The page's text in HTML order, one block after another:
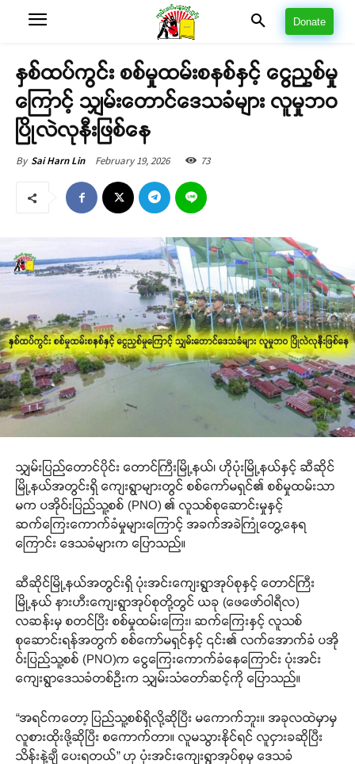
Donate
နှစ်ထပ်ကွင်း စစ်မှုထမ်းစနစ်နှင့် ငွေညှစ်မှု
ကြောင့် သျှမ်းတောင်ဒေသခံများ လူမှုဘဝ
ပြိုလဲလုနီးဖြစ်နေ
By Sai Harn Lin February 19, 2026 73
သျှမ်းပြည်တောင်ပိုင်း တောင်ကြီးမြို့နယ်၊ ဟိုပုံးမြို့နယ်နှင့် ဆီဆိုင်
မြို့နယ်အတွင်းရှိ ကျေးရွာများတွင် စစ်ကော်မရှင်၏ စစ်မှုထမ်းသာ
မက ပအိုဝ်းပြည်သူ့စစ် (PNO) ၏ လူသစ်စုဆောင်းမှုနှင့်
ဆက်ကြေးကောက်ခံမှုများကြောင့် အခက်အခဲကြုံတွေ့နေရ
ကြောင်း ဒေသခံများက ပြောသည်။
ဆီဆိုင်မြို့နယ်အတွင်းရှိ ပုံးအင်းကျေးရွာအုပ်စုနှင့် တောင်ကြီး
မြို့နယ် နားဟီးကျေးရွာအုပ်စုတို့တွင် ယခု (ဖေဖော်ဝါရီလ)
လဆန်းမှ စတင်ပြီး စစ်မှုထမ်းကြေး၊ ဆက်ကြေးနှင့် လူသစ်
စုဆောင်းရန်အတွက် စစ်ကော်မရှင်နှင့် ၎င်း၏ လက်အောက်ခံ ပအို
ဝ်းပြည်သူ့စစ် (PNO)က ငွေကြေးကောက်ခံနေကြောင်း ပုံးအင်း
ကျေးရွာဒေသခံတစ်ဦးက သျှမ်းသံတော်ဆင့်ကို ပြောသည်။
“အရင်ကတော့ ပြည်သူ့စစ်ရှိလို့ဆိုပြီး မကောက်ဘူး။ အခုလထဲမှာမှ
လူစားထိုးဖို့ဆိုပြီး စကောက်တာ။ လူမသွားနိုင်ရင် လူငှားခဆိုပြီး
သိန်းနဲ့ချီ ပေးရတယ်” ဟု ပုံးအင်းကျေးရွာအုပ်စုမှ ဒေသခံ